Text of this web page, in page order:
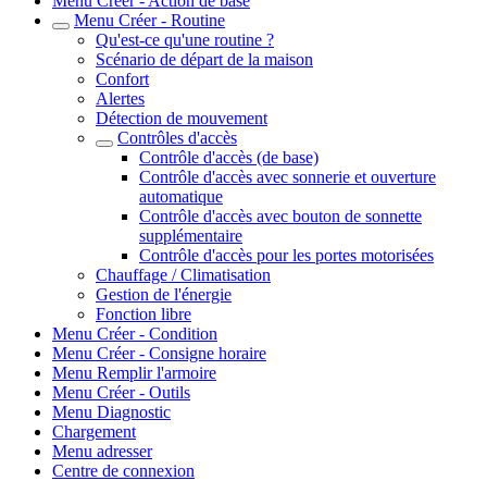
Menu Créer - Routine
Qu'est-ce qu'une routine ?
Scénario de départ de la maison
Confort
Alertes
Détection de mouvement
Contrôles d'accès
Contrôle d'accès (de base)
Contrôle d'accès avec sonnerie et ouverture
automatique
Contrôle d'accès avec bouton de sonnette
supplémentaire
Contrôle d'accès pour les portes motorisées
Chauffage / Climatisation
Gestion de l'énergie
Fonction libre
Menu Créer - Condition
Menu Créer - Consigne horaire
Menu Remplir l'armoire
Menu Créer - Outils
Menu Diagnostic
Chargement
Menu adresser
Centre de connexion